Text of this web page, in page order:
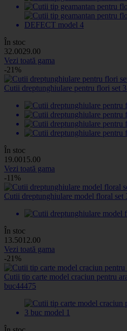
În stoc
32.0029.00
Vezi toată gama
-21%
Cutii dreptunghiulare pentru flori set
În stoc
19.0015.00
Vezi toată gama
-11%
Cutii dreptunghiulare model floral set
În stoc
13.5012.00
Vezi toată gama
-21%
Cutii tip carte model craciun pentru
buc44475